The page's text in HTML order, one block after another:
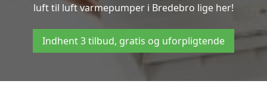
luft til luft varmepumper i Bredebro lige her!
Indhent 3 tilbud, gratis og uforpligtende